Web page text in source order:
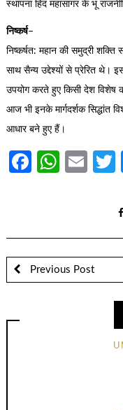
स्थापना हिंद महासागर के भू
निष्कर्ष–
निष्कर्षत: महान की समुद्री शक्ति
साथ सैन्य उद्देश्यों से प्रेरित थे।
उपयोग करते हुए किसी देश विशेष
आज भी इनके मार्गदर्शक सिद्धांत
आधार बने हुए हैं।
Previous Post